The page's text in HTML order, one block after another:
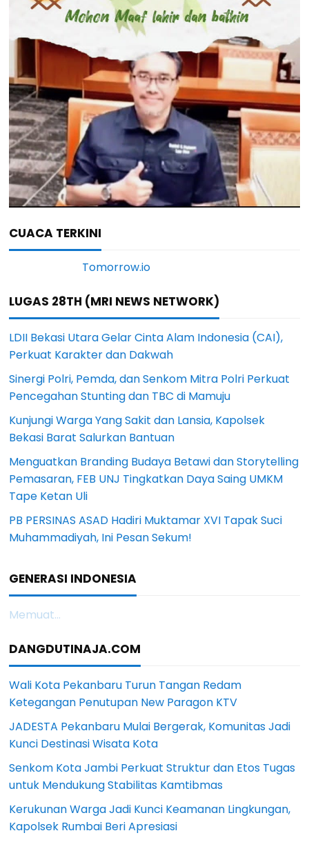
CUACA TERKINI
LUGAS 28TH (MRI NEWS NETWORK)
LDII Bekasi Utara Gelar Cinta Alam Indonesia (CAI),
Perkuat Karakter dan Dakwah
Sinergi Polri, Pemda, dan Senkom Mitra Polri Perkuat
Pencegahan Stunting dan TBC di Mamuju
Kunjungi Warga Yang Sakit dan Lansia, Kapolsek
Bekasi Barat Salurkan Bantuan
Menguatkan Branding Budaya Betawi dan Storytelling
Pemasaran, FEB UNJ Tingkatkan Daya Saing UMKM
Tape Ketan Uli
PB PERSINAS ASAD Hadiri Muktamar XVI Tapak Suci
Muhammadiyah, Ini Pesan Sekum!
GENERASI INDONESIA
Memuat...
DANGDUTINAJA.COM
Wali Kota Pekanbaru Turun Tangan Redam
Ketegangan Penutupan New Paragon KTV
JADESTA Pekanbaru Mulai Bergerak, Komunitas Jadi
Kunci Destinasi Wisata Kota
Senkom Kota Jambi Perkuat Struktur dan Etos Tugas
untuk Mendukung Stabilitas Kamtibmas
Kerukunan Warga Jadi Kunci Keamanan Lingkungan,
Kapolsek Rumbai Beri Apresiasi